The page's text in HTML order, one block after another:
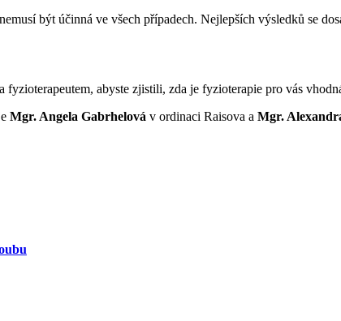
být účinná ve všech případech. Nejlepších výsledků se
a fyzioterapeutem, abyste zjistili, zda je fyzioterapie pro vás
Mgr. Angela Gabrhelová v ordinaci Raisova a Mgr.